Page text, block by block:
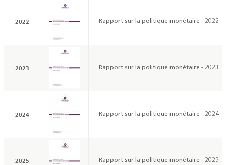
2022 Rapport sur la politique monétaire - 2022
2023 Rapport sur la politique monétaire - 2023
2024 Rapport sur la politique monétaire - 2024
2025 Rapport sur la politique monétaire - 2025